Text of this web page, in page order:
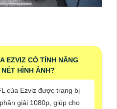
EZVIZ CÓ TÍNH NĂNG
HÌNH ẢNH?
của Ezviz được trang bị
giải 1080p, giúp cho